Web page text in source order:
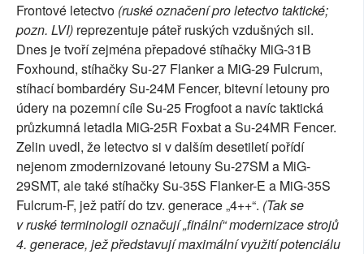
Frontové letectvo (ruské označení pro letectvo taktické;
pozn. LVI) reprezentuje páteř ruských vzdušných sil.
Dnes je tvoří zejména přepadové stíhačky MiG-31B
Foxhound, stíhačky Su-27 Flanker a MiG-29 Fulcrum,
stíhací bombardéry Su-24M Fencer, bitevní letouny pro
údery na pozemní cíle Su-25 Frogfoot a navíc taktická
průzkumná letadla MiG-25R Foxbat a Su-24MR Fencer.
Zelin uvedl, že letectvo si v dalším desetiletí pořídí
nejenom zmodernizované letouny Su-27SM a MiG-
29SMT, ale také stíhačky Su-35S Flanker-E a MiG-35S
Fulcrum-F, jež patří do tzv. generace „4++“. (Tak se
v ruské terminologii označují „finální“ modernizace strojů
4. generace, jež představují maximální využití potenciálu